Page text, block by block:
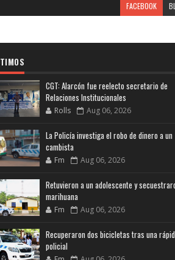
FACEBOOK
CGT: Alarcón fue reelecto secretario de
Relaciones Institucionales
Rolls Aug 06, 2026
La Policía investiga el robo de dinero a un
cambista
Fm Aug 06, 2026
Retuvieron a un adolescente y
marihuana
Fm Aug 06, 2026
Recuperaron dos bicicletas tras una
policial